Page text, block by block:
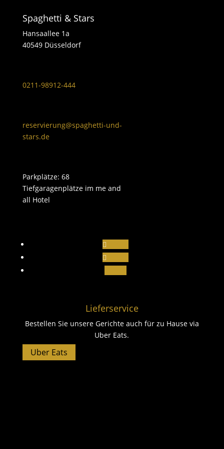
Spaghetti & Stars
Hansaallee 1a
40549 Düsseldorf
0211-98912-444
reservierung@spaghetti-und-
stars.de
Parkplätze: 68
Tiefgaragenplätze im me and
all Hotel
Lieferservice
Bestellen Sie unsere Gerichte auch für zu Hause via
Uber Eats.
Uber Eats